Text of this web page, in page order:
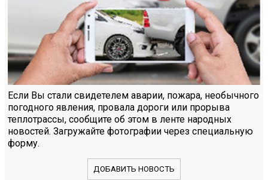
Если Вы стали свидетелем аварии, пожара, необычного
погодного явления, провала дороги или прорыва
теплотрассы, сообщите об этом в ленте народных
новостей. Загружайте фотографии через специальную
форму.
ДОБАВИТЬ НОВОСТЬ